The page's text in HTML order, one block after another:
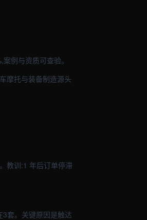
例与资质可查验。
摩托与装备制造源头
教训:1 年后订单停滞
套。关键原因是触达